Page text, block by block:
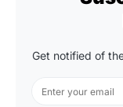
Get notified of